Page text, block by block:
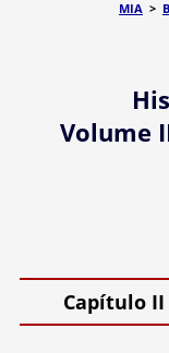
MIA >
Volume
Capítulo II